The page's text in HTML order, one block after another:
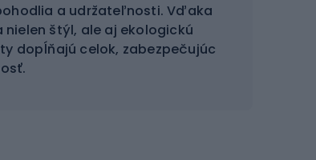
a udržateľnosti. Vďaka
štýl, ale aj ekologickú
dopĺňajú celok, zabezpečujúc